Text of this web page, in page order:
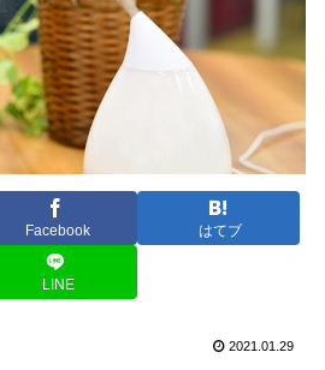
Facebook はてブ
LINE
2021.01.29